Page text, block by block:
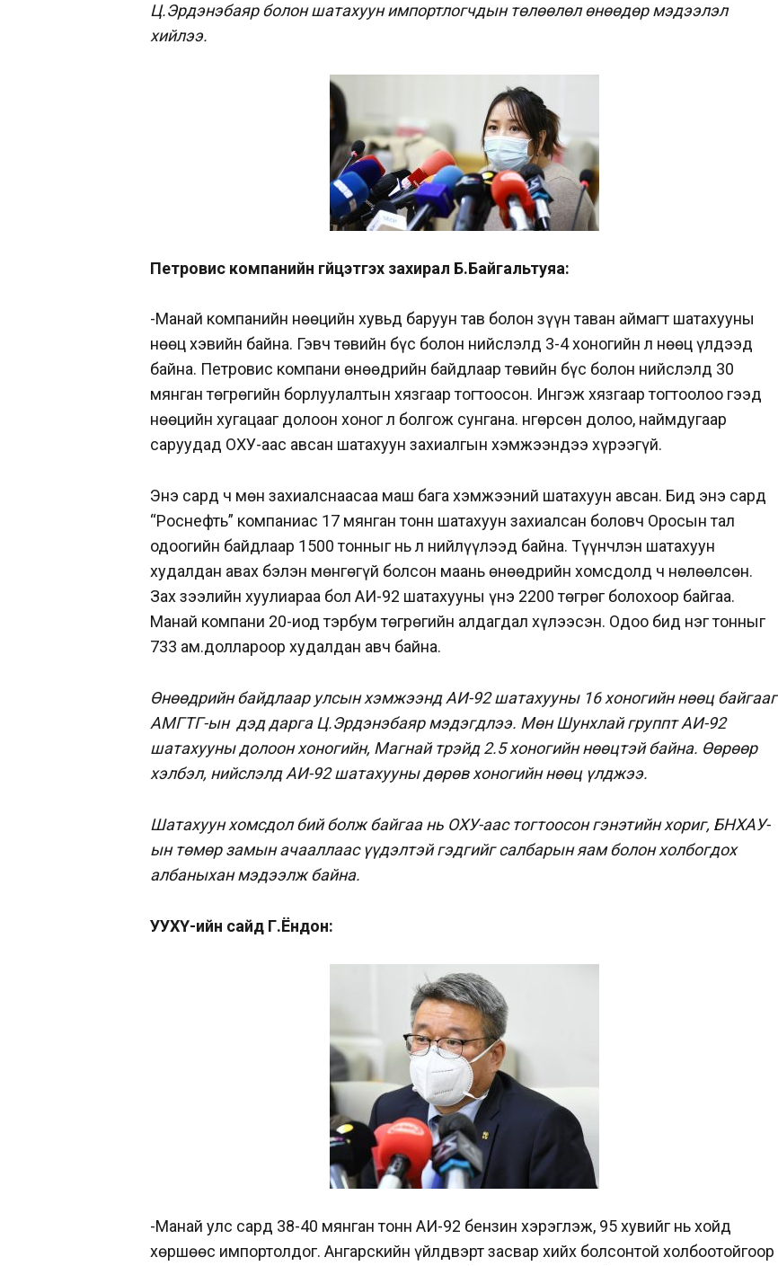
Ц.Эрдэнэбаяр болон шатахуун импортлогчдын төлөөлөл өнөөдөр мэдээлэл
хийлээ.
Петровис компанийн гүйцэтгэх захирал Б.Байгальтуяа:
-Манай компанийн нөөцийн хувьд баруун тав болон зүүн таван аймагт шатахууны
нөөц хэвийн байна. Гэвч төвийн бүс болон нийслэлд 3-4 хоногийн л нөөц үлдээд
байна. Петровис компани өнөөдрийн байдлаар төвийн бүс болон нийслэлд 30
мянган төгрөгийн борлуулалтын хязгаар тогтоосон. Ингэж хязгаар тогтоолоо гээд
нөөцийн хугацааг долоон хоног л болгож сунгана. Өнгөрсөн долоо, наймдугаар
саруудад ОХУ-аас авсан шатахуун захиалгын хэмжээндээ хүрээгүй.
Энэ сард ч мөн захиалснаасаа маш бага хэмжээний шатахуун авсан. Бид энэ сард
“Роснефть” компаниас 17 мянган тонн шатахуун захиалсан боловч Оросын тал
одоогийн байдлаар 1500 тонныг нь л нийлүүлээд байна. Түүнчлэн шатахуун
худалдан авах бэлэн мөнгөгүй болсон маань өнөөдрийн хомсдолд ч нөлөөлсөн.
Зах зээлийн хуулиараа бол АИ-92 шатахууны үнэ 2200 төгрөг болохоор байгаа.
Манай компани 20-иод тэрбум төгрөгийн алдагдал хүлээсэн. Одоо бид нэг тонныг
733 ам.доллароор худалдан авч байна.
Өнөөдрийн байдлаар улсын хэмжээнд АИ-92 шатахууны 16 хоногийн нөөц байгааг
АМГТГ-ын дэд дарга Ц.Эрдэнэбаяр мэдэгдлээ. Мөн Шунхлай группт АИ-92
шатахууны долоон хоногийн, Магнай трэйд 2.5 хоногийн нөөцтэй байна. Өөрөөр
хэлбэл, нийслэлд АИ-92 шатахууны дөрөв хоногийн нөөц үлджээ.
Шатахуун хомсдол бий болж байгаа нь ОХУ-аас тогтоосон гэнэтийн хориг, БНХАУ-
ын төмөр замын ачааллаас үүдэлтэй гэдгийг салбарын яам болон холбогдох
албаныхан мэдээлж байна.
УУХҮ-ийн сайд Г.Ёндон:
-Манай улс сард 38-40 мянган тонн АИ-92 бензин хэрэглэж, 95 хувийг нь хойд
хөршөөс импортолдог. Ангарскийн үйлдвэрт засвар хийх болсонтой холбоотойгоор